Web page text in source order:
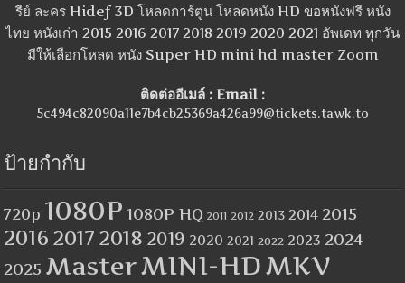
รีย์ ละคร Hidef 3D โหลดการ์ตูน โหลดหนัง HD ขอหนังฟรี หนัง
ไทย หนังเก่า 2015 2016 2017 2018 2019 2020 2021 อัพเดท ทุกวัน
มีให้เลือกโหลด หนัง Super HD mini hd master Zoom
ติดต่ออีเมล์ : Email :
5c494c82090a11e7b4cb25369a426a99@tickets.tawk.to
ป้ายกำกับ
720p 1080P 1080P HQ 2011 2012 2013 2014 2015
2016 2017 2018 2019 2020 2021 2022 2023 2024
2025 MasterMINI-HDMKV